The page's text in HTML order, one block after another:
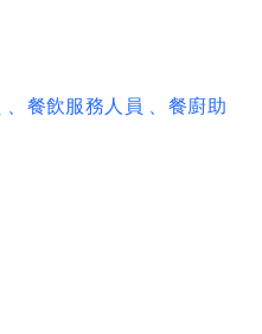
、餐飲服務人員
、餐廚助